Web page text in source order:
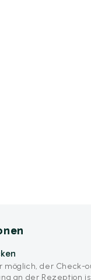
möglich, der Check-
an der Rezeption